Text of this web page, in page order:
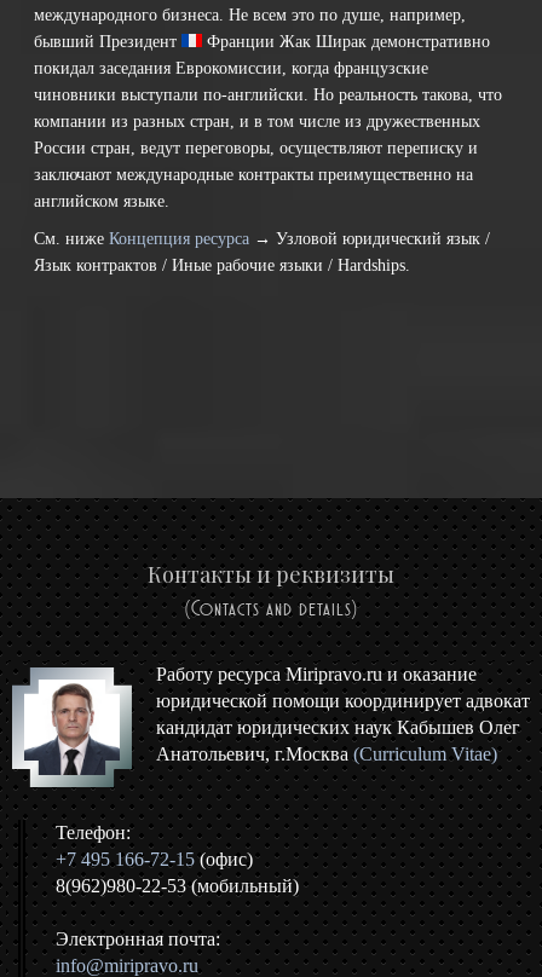
международного бизнеса. Не всем это по душе, например,
бывший Президент
Франции Жак Ширак демонстративно
покидал заседания Еврокомиссии, когда французские
чиновники выступали по-английски. Но реальность такова, что
компании из разных стран, и в том числе из дружественных
России стран, ведут переговоры, осуществляют переписку и
заключают международные контракты преимущественно на
английском языке.
См. нижеКонцепция ресурса → Узловой юридический язык /
Язык контрактов / Иные рабочие языки / Hardships.
Контакты и реквизиты
(Contacts and details)
Работу ресурса Miripravo.ru и оказание
юридической помощи координирует адвокат
кандидат юридических наук Кабышев Олег
Анатольевич, г.Москва (Curriculum Vitae)
Телефон:
+7 495 166-72-15(офис)
8(962)980-22-53 (мобильный)
Электронная почта:
info@miripravo.ru